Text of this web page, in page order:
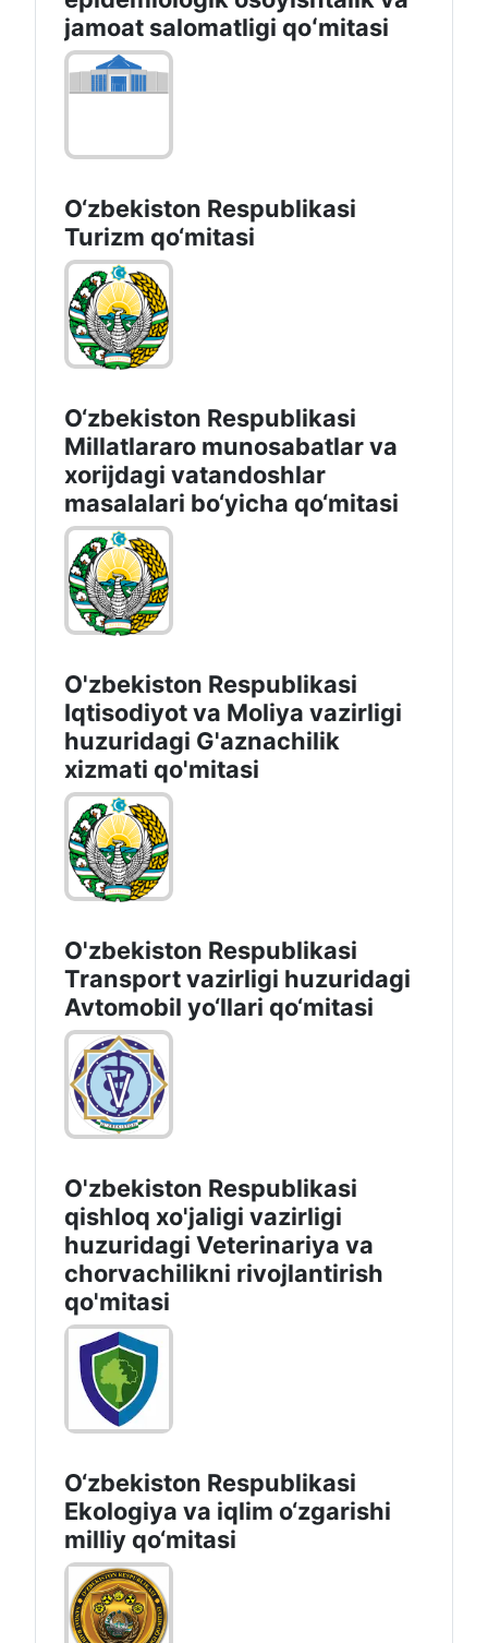
jamoat salomatligi qoʻmitasi
O‘zbekiston Respublikasi
Turizm qo‘mitasi
O‘zbekiston Respublikasi
Millatlararo munosabatlar va
xorijdagi vatandoshlar
masalalari bo‘yicha qo‘mitasi
O'zbekiston Respublikasi
Iqtisodiyot vа Moliya vazirligi
huzuridagi G'aznachilik
xizmati qo'mitasi
O'zbekiston Respublikasi
Transport vazirligi huzuridagi
Avtomobil yo‘llari qo‘mitasi
O'zbekiston Respublikasi
qishloq xo'jaligi vazirligi
huzuridagi Veterinariya va
chorvachilikni rivojlantirish
qo'mitasi
O‘zbekiston Respublikasi
Ekologiya va iqlim o‘zgarishi
milliy qo‘mitasi